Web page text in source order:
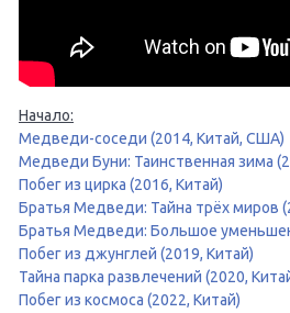
Начало:
Медведи-соседи (2014, Китай, США)
Медведи Буни: Таинственная зима
Побег из цирка (2016, Китай)
Братья Медведи: Тайна трёх миров
Братья Медведи: Большое
Побег из джунглей (2019, Китай)
Тайна парка развлечений (2020,
Побег из космоса (2022, Китай)